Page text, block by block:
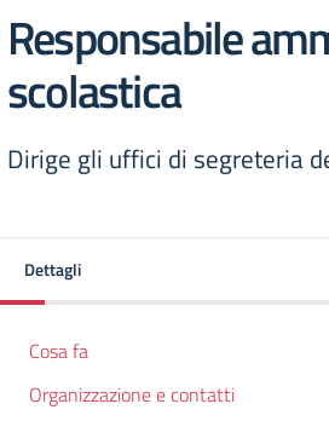
Responsabile
scolastica
Dirige gli uffici di segreteria
Dettagli
Cosa fa
Organizzazione e contatti